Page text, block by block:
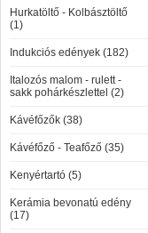
Hurkatöltő - Kolbásztöltő
(1)
Indukciós edények (182)
Italozós malom - rulett -
sakk pohárkészlettel (2)
Kávéfőzők (38)
Kávéfőző - Teafőző (35)
Kenyértartó (5)
Kerámia bevonatú edény
(17)